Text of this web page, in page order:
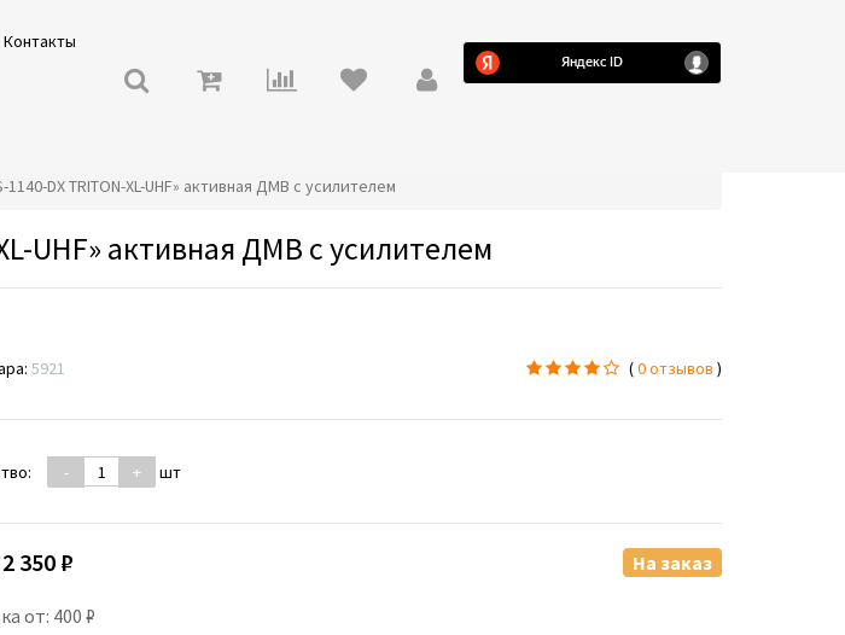
Контакты
1140-DX TRITON-XL-UHF» активная ДМВ с усилителем
UHF» активная ДМВ с усилителем
5921 (0 отзывов )
- + шт
2 350 ₽
от: 400 ₽
На заказ